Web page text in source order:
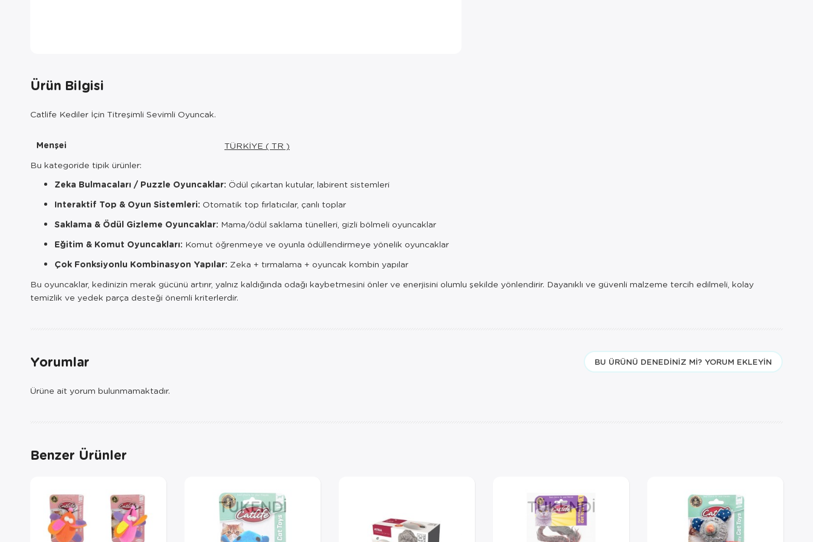
Ürün Bilgisi
Catlife Kediler İçin Titreşimli Sevimli Oyuncak.
Menşei
TÜRKİYE ( TR )
Bu kategoride tipik ürünler:
Zeka Bulmacaları / Puzzle Oyuncaklar: Ödül çıkartan kutular, labirent sistemleri
Interaktif Top & Oyun Sistemleri: Otomatik top fırlatıcılar, çanlı toplar
Saklama & Ödül Gizleme Oyuncaklar: Mama/ödül saklama tünelleri, gizli bölmeli oyuncaklar
Eğitim & Komut Oyuncakları: Komut öğrenmeye ve oyunla ödüllendirmeye yönelik oyuncaklar
Çok Fonksiyonlu Kombinasyon Yapılar: Zeka + tırmalama + oyuncak kombin yapılar
Bu oyuncaklar, kedinizin merak gücünü artırır, yalnız kaldığında odağı kaybetmesini önler ve enerjisini olumlu şekilde yönlendirir. Dayanıklı ve güvenli malzeme tercih edilmeli, kolay
temizlik ve yedek parça desteği önemli kriterlerdir.
Yorumlar BU ÜRÜNÜ DENEDINIZ MI? YORUM EKLEYIN
Ürüne ait yorum bulunmamaktadır.
Benzer Ürünler
TÜKENDI TÜKENDI